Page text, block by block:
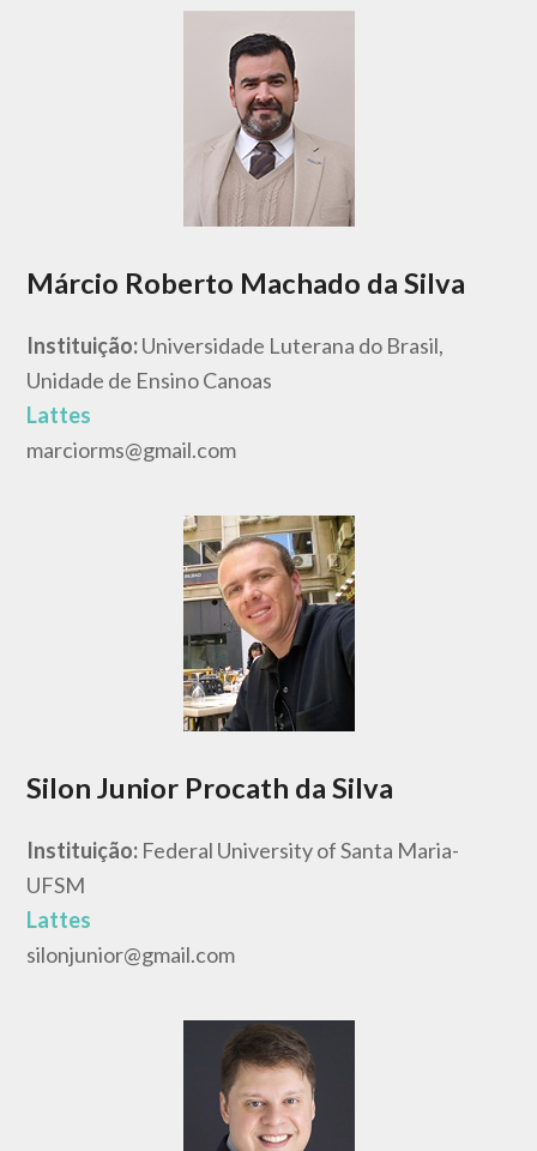
Márcio Roberto Machado da Silva
Instituição:Universidade Luterana do Brasil,
Unidade de Ensino Canoas
Lattes
marciorms@gmail.com
Silon Junior Procath da Silva
Instituição: Federal University of Santa Maria-
UFSM
Lattes
silonjunior@gmail.com